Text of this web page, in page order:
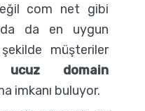
com net gibi
da en uygun
müşteriler
domain
imkanı buluyor.